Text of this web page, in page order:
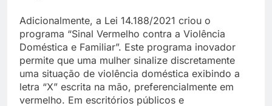
Adicionalmente, a Lei 14.188/2021 criou o
programa “Sinal Vermelho contra a Violência
Doméstica e Familiar”. Este programa inovador
permite que uma mulher sinalize discretamente
uma situação de violência doméstica exibindo a
letra “X” escrita na mão, preferencialmente em
vermelho. Em escritórios públicos e